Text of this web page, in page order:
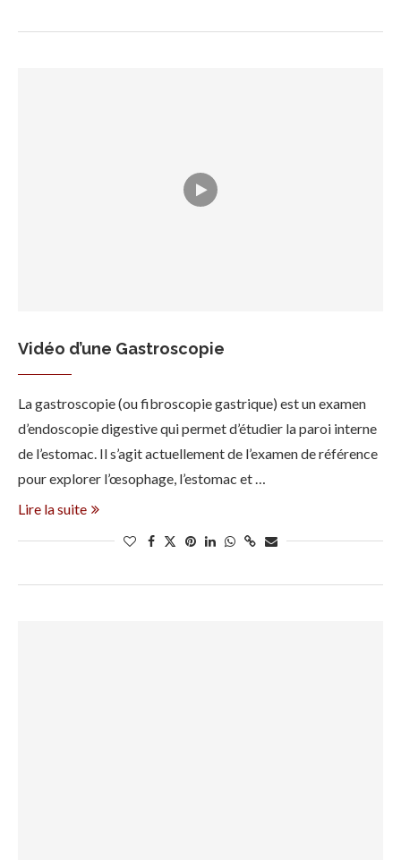
Vidéo d’une Gastroscopie
La gastroscopie (ou fibroscopie gastrique) est un examen
d’endoscopie digestive qui permet d’étudier la paroi interne
de l’estomac. Il s’agit actuellement de l’examen de référence
pour explorer l’œsophage, l’estomac et …
Lire la suite